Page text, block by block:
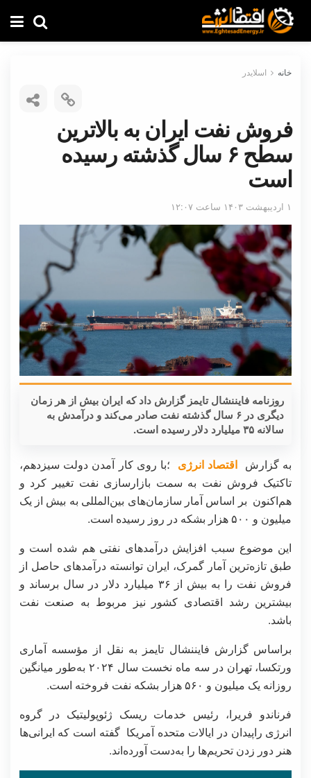
خانه اسلایدر
فروش نفت ایران به بالاترین
سطح ۶ سال گذشته رسیده
است
۱ اردیبهشت ۱۴۰۳ ساعت ۱۲:۰۷
روزنامه فایننشال تایمز گزارش داد که ایران بیش از هر زمان
دیگری در ۶ سال گذشته نفت صادر می‌کند و درآمدش به
سالانه ۳۵ میلیارد دلار رسیده است.
به گزارش اقتصاد انرژی ؛با روی کار آمدن دولت سیزدهم،
تاکتیک فروش نفت به سمت بازارسازی نفت تغییر کرد و
هم‌اکنون بر اساس آمار سازمان‌های بین‌المللی به بیش از یک
میلیون و ۵۰۰ هزار بشکه در روز رسیده است.
این موضوع سبب افزایش درآمدهای نفتی هم شده است و
طبق تازه‌ترین آمار گمرک، ایران توانسته درآمدهای حاصل از
فروش نفت را به بیش از ۳۶ میلیارد دلار در سال برساند و
بیشترین رشد اقتصادی کشور نیز مربوط به صنعت نفت
باشد.
براساس گزارش فایننشال تایمز به نقل از مؤسسه آماری
ورتکسا، تهران در سه ماه نخست سال ۲۰۲۴ به‌طور میانگین
روزانه یک میلیون و ۵۶۰ هزار بشکه نفت فروخته است.
فرناندو فریرا، رئیس خدمات ریسک ژئوپولیتیک در گروه
انرژی راپیدان در ایالات متحده آمریکا گفته است که ایرانی‌ها
هنر دور زدن تحریم‌ها را به‌دست آورده‌اند.